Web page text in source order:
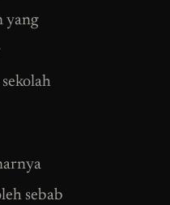
yang
sebab